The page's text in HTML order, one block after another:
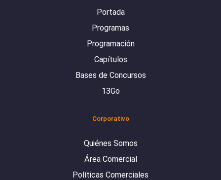
Portada
Programas
Programación
Capítulos
Bases de Concursos
13Go
Corporativo
Quiénes Somos
Área Comercial
Políticas Comerciales